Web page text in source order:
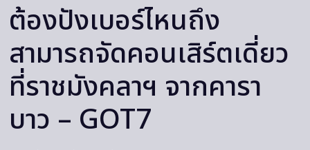
ต้องปังเบอร์ไหนถึง
สามารถจัดคอนเสิร์ตเดี่ยว
ที่ราชมังคลาฯ จากคารา
บาว – GOT7